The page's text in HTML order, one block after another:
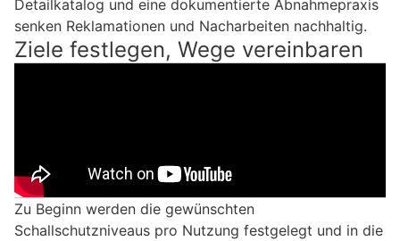
Detailkatalog und eine dokumentierte Abnahmepraxis
senken Reklamationen und Nacharbeiten nachhaltig.
Ziele festlegen, Wege vereinbaren
Zu Beginn werden die gewünschten
Schallschutzniveaus pro Nutzung festgelegt und in die